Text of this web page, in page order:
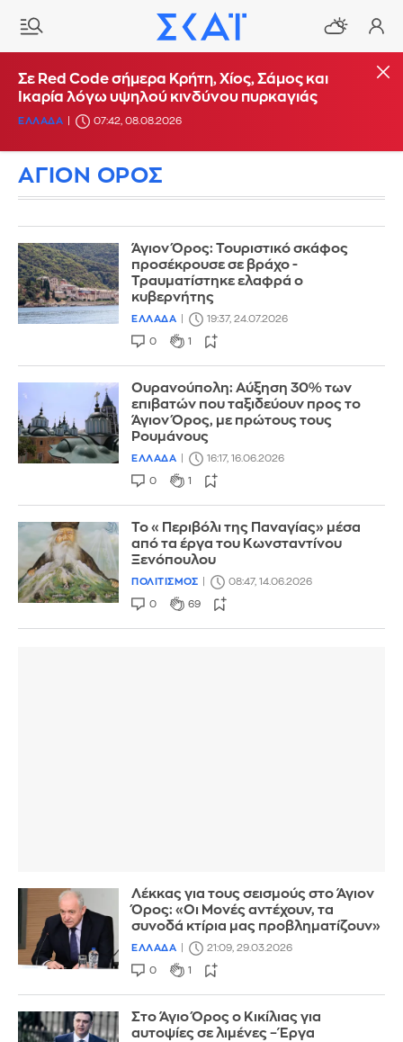
Σε Red Code σήμερα Κρήτη, Χίος, Σάμος και
Ικαρία λόγω υψηλού κινδύνου πυρκαγιάς
ΕΛΛΑΔΑ 07:42, 08.08.2026
ΑΓΙΟΝ ΟΡΟΣ
Άγιον Όρος: Τουριστικό σκάφος
προσέκρουσε σε βράχο -
Τραυματίστηκε ελαφρά ο
κυβερνήτης
ΕΛΛΑΔΑ 19:37, 24.07.2026
0 1
Ουρανούπολη: Αύξηση 30% των
επιβατών που ταξιδεύουν προς το
Άγιον Όρος, με πρώτους τους
Ρουμάνους
ΕΛΛΑΔΑ 16:17, 16.06.2026
0 1
Το «Περιβόλι της Παναγίας» μέσα
από τα έργα του Κωνσταντίνου
Ξενόπουλου
ΠΟΛΙΤΙΣΜΟΣ 08:47, 14.06.2026
0 69
Λέκκας για τους σεισμούς στο Άγιον
Όρος: «Οι Μονές αντέχουν, τα
συνοδά κτίρια μας προβληματίζουν»
ΕΛΛΑΔΑ 21:09, 29.03.2026
0 1
Στο Άγιο Όρος ο Κικίλιας για
αυτοψίες σε λιμένες – Έργα